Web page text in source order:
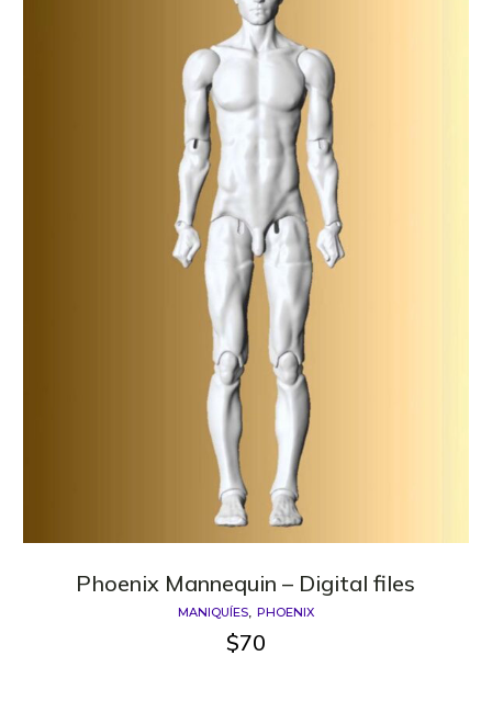
Phoenix Mannequin – Digital files
MANIQUÍES PHOENIX
$70